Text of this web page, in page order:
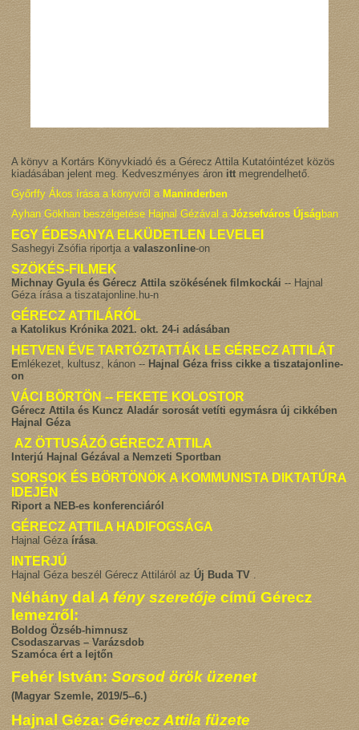
A könyv a Kortárs Könyvkiadó és a Gérecz Attila Kutatóintézet közös
kiadásában jelent meg. Kedveszményes áron ittmegrendelhető.
Győrffy Ákos írása a könyvről aManinderben
Ayhan Gökhan beszélgetése Hajnal Gézával aJózsefváros Újságban
EGY ÉDESANYA ELKÜDETLEN LEVELEI
Sashegyi Zsófia riportja avalaszonline-on
SZÖKÉS-FILMEK
Michnay Gyula és Gérecz Attila szökésének filmkockái -- Hajnal
Géza írása a tiszatajonline.hu-n
GÉRECZ ATTILÁRÓL
a Katolikus Krónika 2021. okt. 24-i adásában
HETVEN ÉVE TARTÓZTATTÁK LE GÉRECZ ATTILÁT
Emlékezet, kultusz, kánon -- Hajnal Géza friss cikke a tiszatajonline-
on
VÁCI BÖRTÖN -- FEKETE KOLOSTOR
Gérecz Attila és Kuncz Aladár sorosát vetíti egymásra új cikkében
Hajnal Géza
AZ ÖTTUSÁZÓ GÉRECZ ATTILA
Interjú Hajnal Gézával a Nemzeti Sportban
SORSOK ÉS BÖRTÖNÖK A KOMMUNISTA DIKTATÚRA
IDEJÉN
Riport a NEB-es konferenciáról
GÉRECZ ATTILA HADIFOGSÁGA
Hajnal Géza írása
INTERJÚ
Hajnal Géza beszél Gérecz Attiláról azÚj Buda TV.
Néhány dalA fény szeretője című Gérecz
lemezről:
Boldog Özséb-himnusz
Csodaszarvas – Varázsdob
Szamóca ért a lejtőn
Fehér István:Sorsod örök üzenet
(Magyar Szemle, 2019/5--6.)
Hajnal Géza: Gérecz Attila füzete